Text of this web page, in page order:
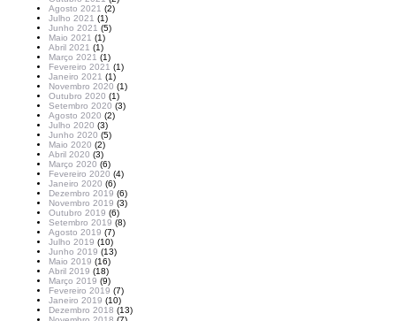
Agosto 2021 (2)
Julho 2021 (1)
Junho 2021 (5)
Maio 2021 (1)
Abril 2021 (1)
Março 2021 (1)
Fevereiro 2021 (1)
Janeiro 2021 (1)
Novembro 2020 (1)
Outubro 2020 (1)
Setembro 2020 (3)
Agosto 2020 (2)
Julho 2020 (3)
Junho 2020 (5)
Maio 2020 (2)
Abril 2020 (3)
Março 2020 (6)
Fevereiro 2020 (4)
Janeiro 2020 (6)
Dezembro 2019 (6)
Novembro 2019 (3)
Outubro 2019 (6)
Setembro 2019 (8)
Agosto 2019 (7)
Julho 2019 (10)
Junho 2019 (13)
Maio 2019 (16)
Abril 2019 (18)
Março 2019 (9)
Fevereiro 2019 (7)
Janeiro 2019 (10)
Dezembro 2018 (13)